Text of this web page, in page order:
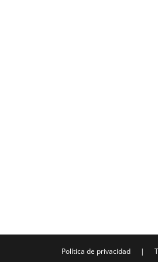
Política de privacidad